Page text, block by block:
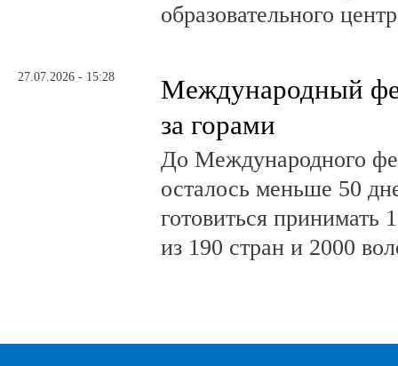
образовательного
27.07.2026 - 15:28
Международный
за горами
До Международного
осталось меньше 50
готовиться принимать
из 190 стран и 2000